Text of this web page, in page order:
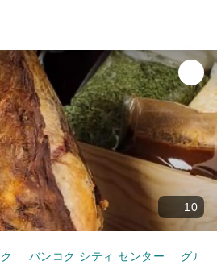
10
バンコク シティ センター グル